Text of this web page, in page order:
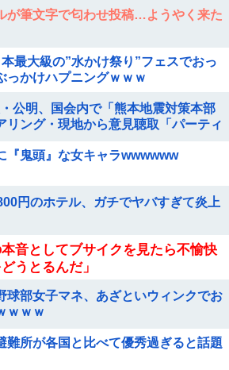
が筆文字で匂わせ投稿…ようやく来た
最大級の”水かけ祭り”フェスでおっ
っかけハプニングｗｗｗ
・公明、国会内で「熊本地震対策本部
リング・現地から意見聴取「パーティ
『鬼頭』な女キャラwwwwww
円のホテル、ガチでヤバすぎて炎上
音としてブサイクを見たら不愉快
うとるんだ」
球部女子マネ、あざといウィンクでお
ｗｗｗ
難所が各国と比べて優秀過ぎると話題